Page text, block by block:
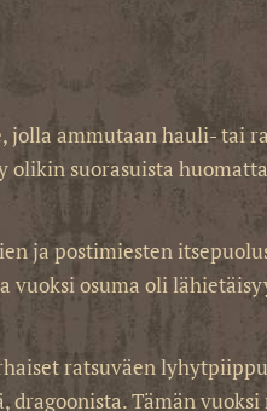
ammutaan hauli- tai
suorasuista
ja postimiesten
osuma oli
ratsuväen
Tämän